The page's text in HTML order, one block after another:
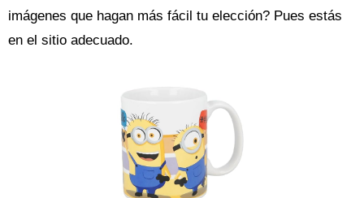
imágenes que hagan más fácil tu elección? Pues estás
en el sitio adecuado.